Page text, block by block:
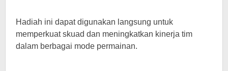
Hadiah ini dapat digunakan langsung untuk
memperkuat skuad dan meningkatkan kinerja tim
dalam berbagai mode permainan.